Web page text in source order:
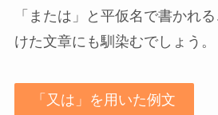
「または」と平仮名で書かれ
けた文章にも馴染むでしょう。
「又は」を用いた例文